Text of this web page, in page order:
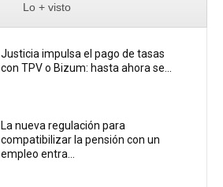
Lo + visto
Justicia impulsa el pago de tasas
con TPV o Bizum: hasta ahora se...
La nueva regulación para
compatibilizar la pensión con un
empleo entra...